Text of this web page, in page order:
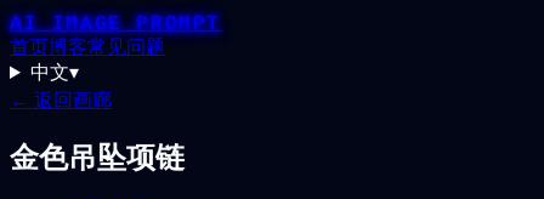
AI IMAGE PROMPT
首页博客常见问题
中文▾
← 返回画廊
金色吊坠项链